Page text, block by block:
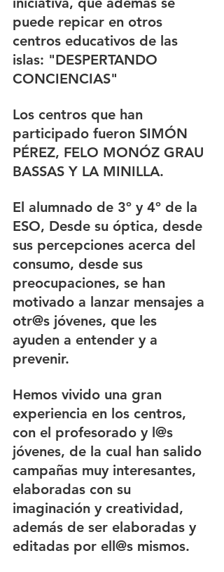
puede repicar en otros
centros educativos de las
islas: "DESPERTANDO
CONCIENCIAS"
Los centros que han
participado fueron SIMÓN
PÉREZ, FELO MONÓZ GRAU
BASSAS Y LA MINILLA.
El alumnado de 3º y 4º de la
ESO, Desde su óptica, desde
sus percepciones acerca del
consumo, desde sus
preocupaciones, se han
motivado a lanzar mensajes a
otr@s jóvenes, que les
ayuden a entender y a
prevenir.
Hemos vivido una gran
experiencia en los centros,
con el profesorado y l@s
jóvenes, de la cual han salido
campañas muy interesantes,
elaboradas con su
imaginación y creatividad,
además de ser elaboradas y
editadas por ell@s mismos.